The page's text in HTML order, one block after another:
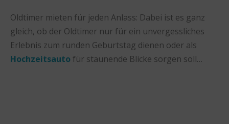
Oldtimer mieten für jeden Anlass: Dabei ist es ganz
gleich, ob der Oldtimer nur für ein unvergessliches
Erlebnis zum runden Geburtstag dienen oder als
Hochzeitsauto für staunende Blicke sorgen soll…